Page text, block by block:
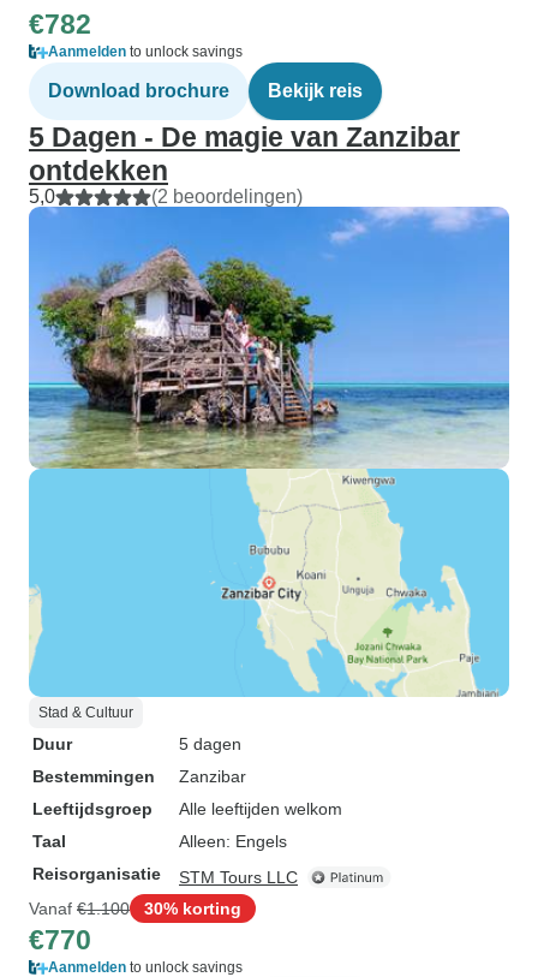
€782
Aanmelden to unlock savings
Download brochure Bekijk reis
5 Dagen - De magie van Zanzibar
ontdekken
5,0 (2 beoordelingen)
Stad & Cultuur
Duur
5 dagen
Bestemmingen
Zanzibar
Leeftijdsgroep
Alle leeftijden welkom
Taal
Alleen: Engels
Reisorganisatie
STM Tours LLC
Vanaf €1.100 30% korting
€770
Aanmelden to unlock savings